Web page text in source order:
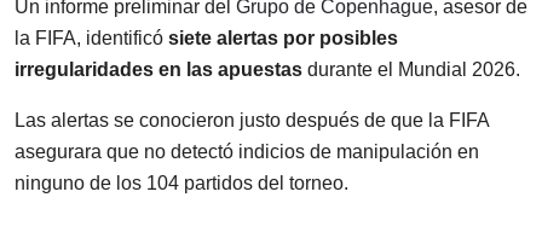
Un informe preliminar del Grupo de Copenhague, asesor de
la FIFA, identificó siete alertas por posibles
irregularidades en las apuestas durante el Mundial 2026.
Las alertas se conocieron justo después de que la FIFA
asegurara que no detectó indicios de manipulación en
ninguno de los 104 partidos del torneo.